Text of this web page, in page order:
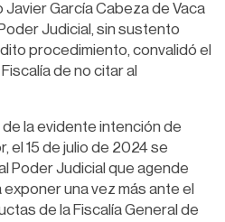
García Cabeza de Vaca
Judicial, sin sustento
procedimiento, convalidó el
de no citar al
la evidente intención de
el 15 de julio de 2024 se
Poder Judicial que agende
una vez más ante el
de la Fiscalía General de